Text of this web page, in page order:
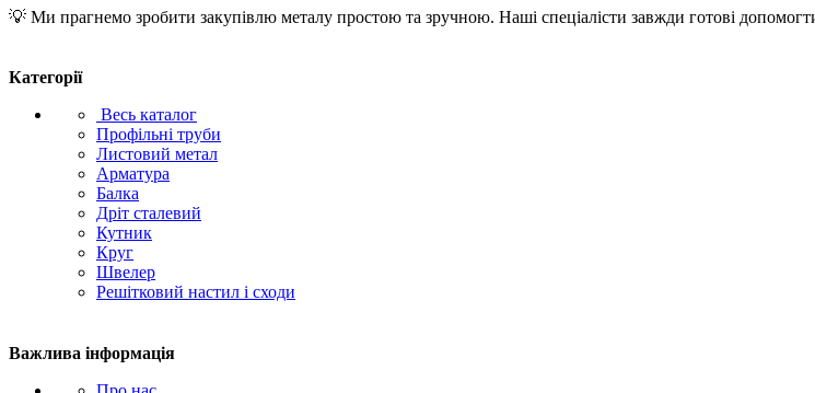
💡 Ми прагнемо зробити закупівлю металу простою та зручною. Наші спеціалісти завжди готові
Категорії
Весь каталог
Профільні труби
Листовий метал
Арматура
Балка
Дріт сталевий
Кутник
Круг
Швелер
Решітковий настил і сходи
Важлива інформація